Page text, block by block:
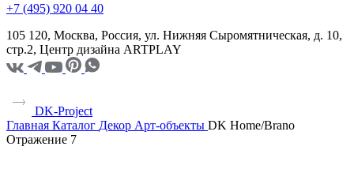
+7 (495) 920 04 40
105 120, Москва, Россия, ул. Нижняя Сыромятническая, д. 10,
стр.2, Центр дизайна ARTPLAY
DK-Project
Главная Каталог Декор Арт-объекты DK Home/Brano
Отражение 7